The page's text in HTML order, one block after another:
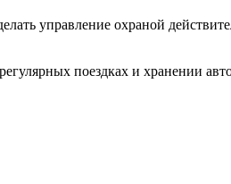
управление охраной
поездках и хранении